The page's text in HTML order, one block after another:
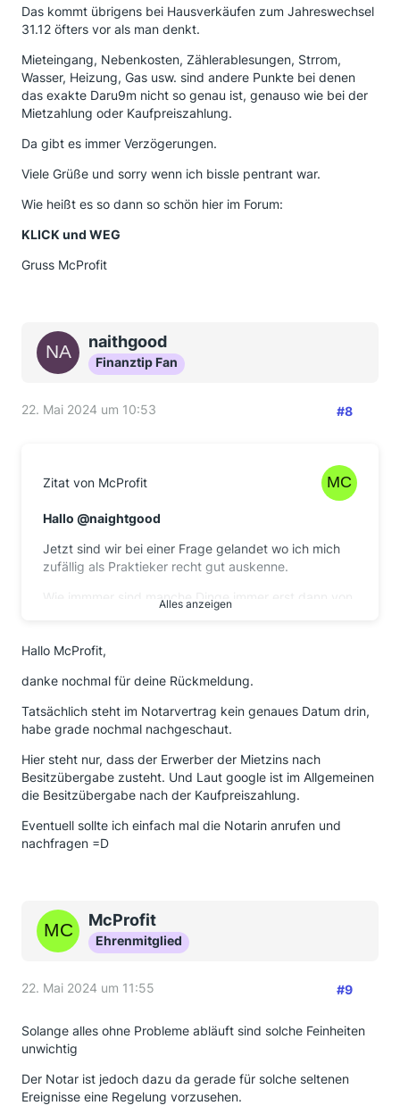
Das kommt übrigens bei Hausverkäufen zum Jahreswechsel
31.12 öfters vor als man denkt.
Mieteingang, Nebenkosten, Zählerablesungen, Strrom,
Wasser, Heizung, Gas usw. sind andere Punkte bei denen
das exakte Daru9m nicht so genau ist, genauso wie bei der
Mietzahlung oder Kaufpreiszahlung.
Da gibt es immer Verzögerungen.
Viele Grüße und sorry wenn ich bissle pentrant war.
Wie heißt es so dann so schön hier im Forum:
KLICK und WEG
Gruss McProfit
naithgood
Finanztip Fan
22. Mai 2024 um 10:53 #8
Zitat von McProfit
Hallo @naightgood
Jetzt sind wir bei einer Frage gelandet wo ich mich
zufällig als Praktieker recht gut auskenne.
Wie immmer sind manche Dinge immer erst dann von
Bedeutung wenn es mal anders kommt, als geplant.
Gilt übrigens nicht nur bei Immobilien, selbst der
Inhalt von Eheverträgen wird erst dann wichtig, wenn
es nix wird mit der Absicht"bis der Tod Euch
Die Miete bekommtst Du bei Deinem
Kaufpreis bezahlt wurde.
Ich glaube nicht, dass es SO in Deinem Vertrag
EinÜbergabetermin
Warum?
Stell Dir vor, ein Haus brennt nach Abschluss des
Kaufvertages ab.
WEM sein Haus ist das dann?
Käufer?
exakten Zeitpunkt sozusamen z.B. am31.Mai 2024
um 24.00 Uhr
Alles anzeigen
Hallo McProfit,
danke nochmal für deine Rückmeldung.
Tatsächlich steht im Notarvertrag kein genaues Datum drin,
habe grade nochmal nachgeschaut.
Hier steht nur, dass der Erwerber der Mietzins nach
Besitzübergabe zusteht. Und Laut google ist im Allgemeinen
die Besitzübergabe nach der Kaufpreiszahlung.
Eventuell sollte ich einfach mal die Notarin anrufen und
nachfragen =D
McProfit
Ehrenmitglied
22. Mai 2024 um 11:55 #9
Solange alles ohne Probleme abläuft sind solche Feinheiten
unwichtig
Der Notar ist jedoch dazu da gerade für solche seltenen
Ereignisse eine Regelung vorzusehen.